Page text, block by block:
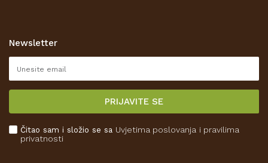
Korištenje kolačića
Reklamacije
Isporuka
Kako kupiti
Newsletter
PRIJAVITE SE
Čitao sam i složio se sa Uvjetima poslovanja i pravilima
privatnosti